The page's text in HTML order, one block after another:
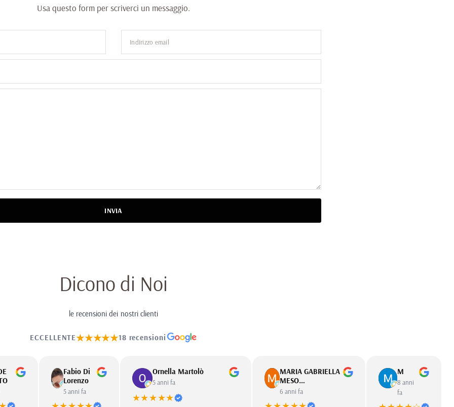
Usa questo form per scriverci un messaggio.
Indirizzo email
INVIA
Dicono di Noi
le recensioni dei nostri clienti
ECCELLENTE★★★★★18 recensioni
Fabio Di
Lorenzo
5 anni fa
Ornella Martolò
5 anni fa
★★★★★
MARIA GABRIELLA
MESO…
6 anni fa
M
8 anni
fa